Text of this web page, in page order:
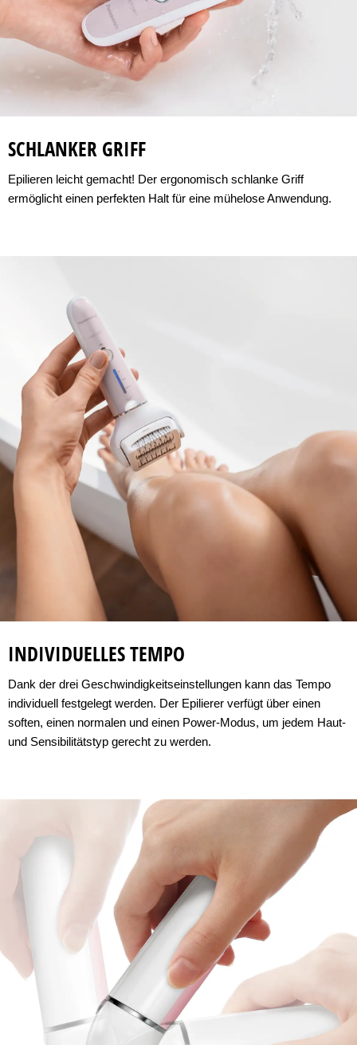
SCHLANKER GRIFF
Epilieren leicht gemacht! Der ergonomisch schlanke Griff
ermöglicht einen perfekten Halt für eine mühelose Anwendung.
INDIVIDUELLES TEMPO
Dank der drei Geschwindigkeitseinstellungen kann das Tempo
individuell festgelegt werden. Der Epilierer verfügt über einen
soften, einen normalen und einen Power-Modus, um jedem Haut-
und Sensibilitätstyp gerecht zu werden.